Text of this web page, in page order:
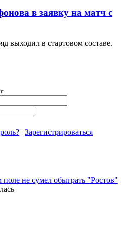
в заявку на матч с
выходил в стартовом составе.
| Зарегистрироваться
не сумел обыграть "Ростов"